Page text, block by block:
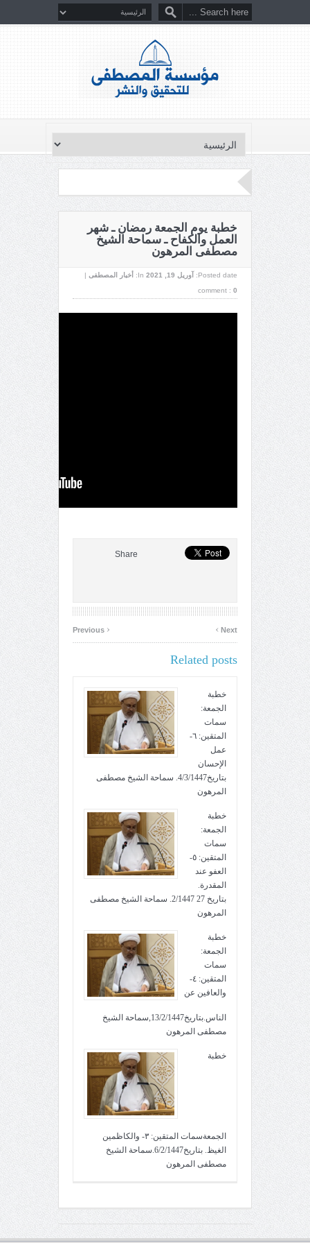
خطبة يوم الجمعة رمضان ـ شهر
العمل والكفاح ـ سماحة الشيخ
مصطفى المرهون
Posted date: آوریل 19, 2021 In: أخبار المصطفى |
comment : 0
Share
‹ Next
›
Related posts
خطبة
الجمعة:
سمات
المتقين: ٦-
عمل
الإحسان
بتاريخ4/3/1447. سماحة الشيخ مصطفى
المرهون
خطبة
الجمعة:
سمات
المتقين: ٥-
العفو عند
المقدرة.
بتاريخ 27 2/1447. سماحة الشيخ مصطفى
المرهون
خطبة
الجمعة:
سمات
المتقين: ٤-
والعافين عن
الناس.بتاريخ13/2/1447,سماحة الشيخ
مصطفى المرهون
خطبة
الجمعةسمات المتقين: ٣- والكاظمين
الغيظ. بتاريخ6/2/1447.سماحة الشيخ
مصطفى المرهون